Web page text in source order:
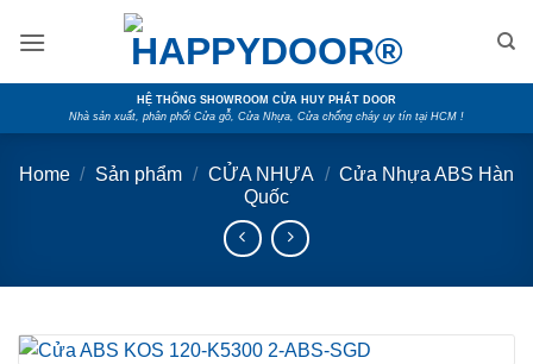
HỆ THỐNG SHOWROOM CỬA HUY PHÁT DOOR
Nhà sản xuất, phân phối Cửa gỗ, Cửa Nhựa, Cửa chống cháy uy tín tại HCM !
Home / Sản phẩm / CỬA NHỰA / Cửa Nhựa ABS Hàn
Quốc